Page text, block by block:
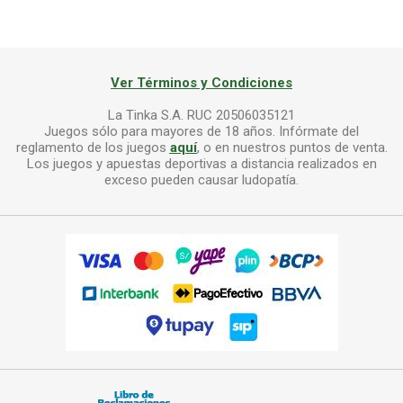
Ver Términos y Condiciones
La Tinka S.A. RUC 20506035121
Juegos sólo para mayores de 18 años. Infórmate del
reglamento de los juegos aquí, o en nuestros puntos de venta.
Los juegos y apuestas deportivas a distancia realizados en
exceso pueden causar ludopatía.